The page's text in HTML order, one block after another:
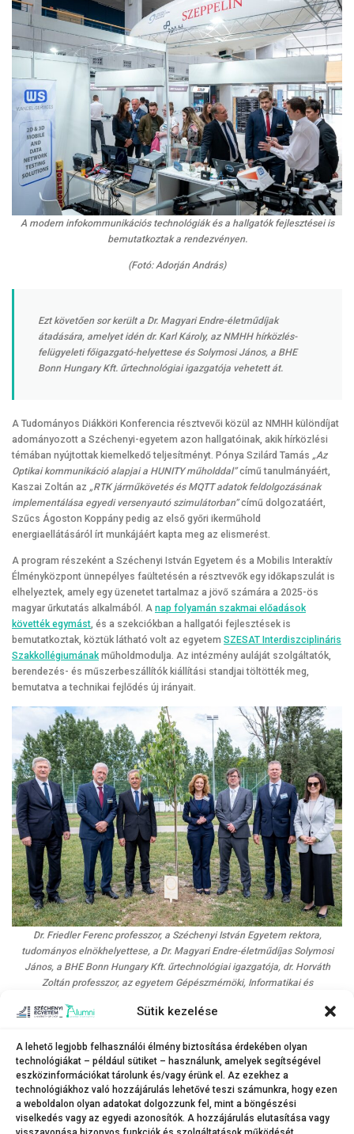
Sütik kezelése
A lehető legjobb felhasználói élmény biztosítása érdekében olyan
technológiákat – például sütiket – használunk, amelyek segítségével
eszközinformációkat tárolunk és/vagy érünk el. Az ezekhez a
technológiákhoz való hozzájárulás lehetővé teszi számunkra, hogy ezen
a weboldalon olyan adatokat dolgozzunk fel, mint a böngészési
viselkedés vagy az egyedi azonosítók. A hozzájárulás elutasítása vagy
A modern infokommunikációs technológiák és a hallgatók fejlesztései is
bemutatkoztak a rendezvényen.
(Fotó: Adorján András)
Ezt követően sor került a Dr. Magyari Endre-életműdíjak
átadására, amelyet idén dr. Karl Károly, az NMHH hírközlés-
felügyeleti főigazgató-helyettese és Solymosi János, a BHE
Bonn Hungary Kft. űrtechnológiai igazgatója vehetett át.
A Tudományos Diákköri Konferencia résztvevői közül az NMHH különdíjat
adományozott a Széchenyi-egyetem azon hallgatóinak, akik hírközlési
témában nyújtottak kiemelkedő teljesítményt. Pónya Szilárd Tamás „Az
Optikai kommunikáció alapjai a HUNITY műholddal”című tanulmányáért,
Kaszai Zoltán az „RTK járműkövetés és MQTT adatok feldolgozásának
implementálása egyedi versenyautó szimulátorban”című dolgozatáért,
Szűcs Ágoston Koppány pedig az első győri ikerműhold
energiaellátásáról írt munkájáért kapta meg az elismerést.
A program részeként a Széchenyi István Egyetem és a Mobilis Interaktív
Élményközpont ünnepélyes faültetésén a résztvevők egy időkapszulát is
elhelyeztek, amely egy üzenetet tartalmaz a jövő számára a 2025-ös
magyar űrkutatás alkalmából. A nap folyamán szakmai előadások
követték egymást, és a szekciókban a hallgatói fejlesztések is
bemutatkoztak, köztük látható volt az egyetem SZESAT Interdiszciplináris
Szakkollégiumánakműholdmodulja. Az intézmény auláját szolgáltatók,
berendezés- és műszerbeszállítók kiállítási standjai töltötték meg,
bemutatva a technikai fejlődés új irányait.
Dr. Friedler Ferenc professzor, a Széchenyi István Egyetem rektora,
tudományos elnökhelyettese, a Dr. Magyari Endre-életműdíjas Solymosi
János, a BHE Bonn Hungary Kft. űrtechnológiai igazgatója, dr. Horváth
Zoltán professzor, az egyetem Gépészmérnöki, Informatikai és
miniszteri biztos, dr. Lapsánszky András, az NMHH elnökhelyettese, az
az NMHH hírközlés-felügyeleti főigazgató-helyettese és Keszthelyi
Bernadett, a Mobilis Interaktív Élményközpont ügyvezetője az ünnepség
keretében rendezett emlékfaültetésen.
(Fotó: Adorján András)